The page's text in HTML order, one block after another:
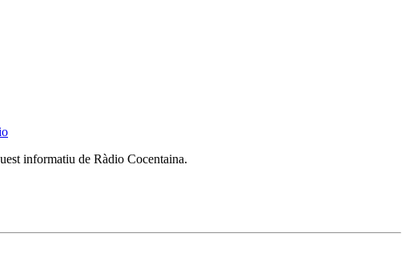
informatiu de Ràdio Cocentaina.